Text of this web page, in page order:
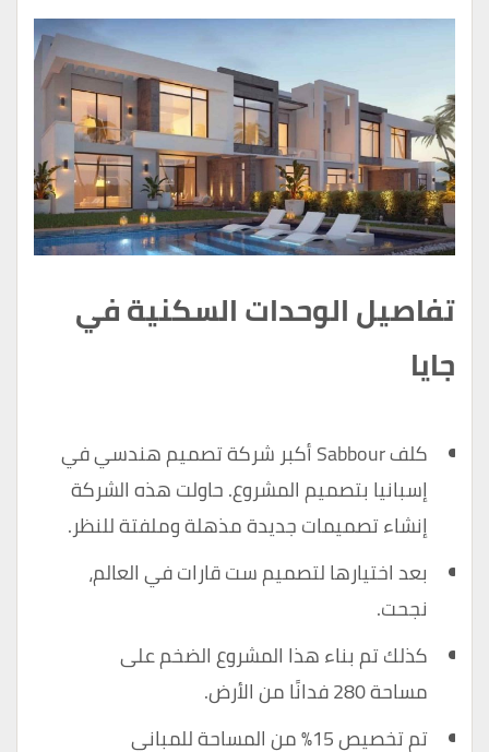
تفاصيل الوحدات السكنية في
جايا
كلف Sabbour أكبر شركة تصميم هندسي في
إسبانيا بتصميم المشروع. حاولت هذه الشركة
إنشاء تصميمات جديدة مذهلة وملفتة للنظر.
بعد اختيارها لتصميم ست قارات في العالم،
نجحت.
كذلك تم بناء هذا المشروع الضخم على
مساحة 280 فدانًا من الأرض.
تم تخصيص 15٪ من المساحة للمباني